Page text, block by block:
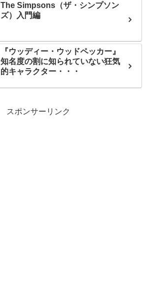
The Simpsons（ザ・シンプソン
ズ）入門編
『ウッディー・ウッドペッカー』
知名度の割に知られていない狂気
的キャラクター・・・
スポンサーリンク